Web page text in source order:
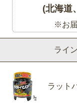
ライ
ラット
(北海道
※お届